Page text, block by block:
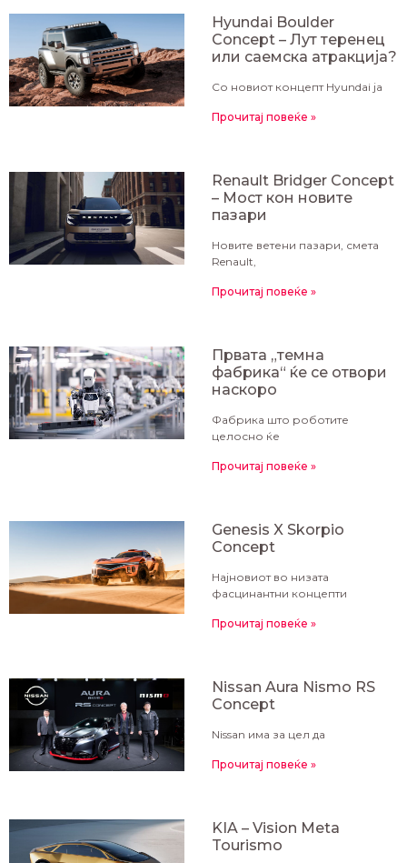
Hyundai Boulder
Concept – Лут теренец
или саемска атракција?
Со новиот концепт Hyundai ја
Прочитај повеќе »
Renault Bridger Concept
– Мост кон новите
пазари
Новите ветени пазари, смета
Renault,
Прочитај повеќе »
Првата „темна
фабрика“ ќе се отвори
наскоро
Фабрика што роботите
целосно ќе
Прочитај повеќе »
Genesis X Skorpio
Concept
Најновиот во низата
фасцинантни концепти
Прочитај повеќе »
Nissan Aura Nismo RS
Concept
Nissan има за цел да
Прочитај повеќе »
KIA – Vision Meta
Tourismo